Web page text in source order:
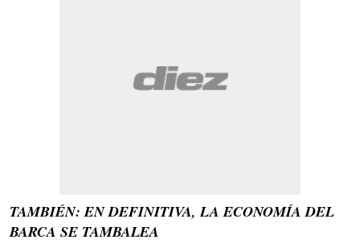
TAMBIÉN: EN DEFINITIVA, LA ECONOMÍA DEL
BARCA SE TAMBALEA